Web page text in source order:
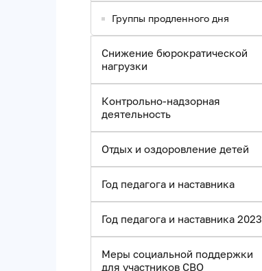
Группы продленного дня
Снижение бюрократической
нагрузки
Контрольно-надзорная
деятельность
Отдых и оздоровление детей
Год педагога и наставника
Год педагога и наставника 2023
Меры социальной поддержки
для участников СВО